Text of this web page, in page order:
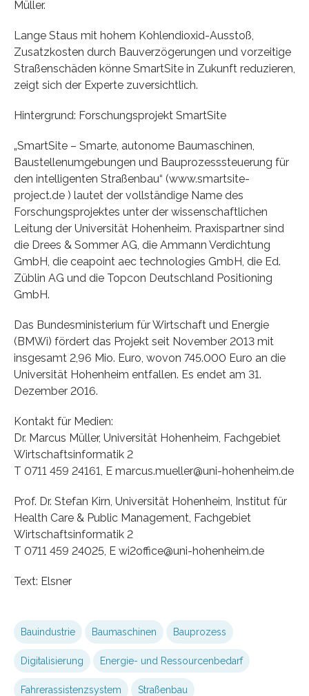
Müller.
Lange Staus mit hohem Kohlendioxid-Ausstoß,
Zusatzkosten durch Bauverzögerungen und vorzeitige
Straßenschäden könne SmartSite in Zukunft reduzieren,
zeigt sich der Experte zuversichtlich.
Hintergrund: Forschungsprojekt SmartSite
„SmartSite – Smarte, autonome Baumaschinen,
Baustellenumgebungen und Bauprozesssteuerung für
den intelligenten Straßenbau“ (www.smartsite-
project.de ) lautet der vollständige Name des
Forschungsprojektes unter der wissenschaftlichen
Leitung der Universität Hohenheim. Praxispartner sind
die Drees & Sommer AG, die Ammann Verdichtung
GmbH, die ceapoint aec technologies GmbH, die Ed.
Züblin AG und die Topcon Deutschland Positioning
GmbH.
Das Bundesministerium für Wirtschaft und Energie
(BMWi) fördert das Projekt seit November 2013 mit
insgesamt 2,96 Mio. Euro, wovon 745.000 Euro an die
Universität Hohenheim entfallen. Es endet am 31.
Dezember 2016.
Kontakt für Medien:
Dr. Marcus Müller, Universität Hohenheim, Fachgebiet
Wirtschaftsinformatik 2
T 0711 459 24161, E marcus.mueller@uni-hohenheim.de
Prof. Dr. Stefan Kirn, Universität Hohenheim, Institut für
Health Care & Public Management, Fachgebiet
Wirtschaftsinformatik 2
T 0711 459 24025, E wi2office@uni-hohenheim.de
Text: Elsner
Bauindustrie Baumaschinen Bauprozess
Digitalisierung Energie- und Ressourcenbedarf
Fahrerassistenzsystem Straßenbau